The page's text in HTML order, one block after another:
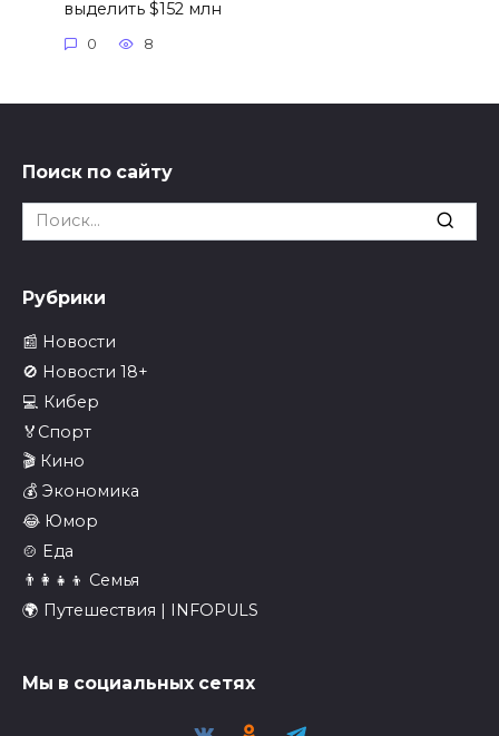
выделить $152 млн
0 8
Поиск по сайту
Search
for:
Рубрики
📰 Новости
🚫 Новости 18+
💻 Кибер
🏅Спорт
🎬 Кино
💰 Экономика
😂 Юмор
🍲 Еда
👨‍👩‍👧‍👦 Семья
🌍 Путешествия | INFOPULS
Мы в социальных сетях